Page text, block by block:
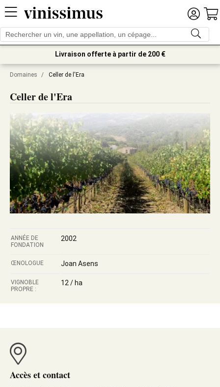
Livraison offerte à partir de 200 €
Domaines / Celler de l'Era
Celler de l'Era
ANNÉE DE
FONDATION
2002
ŒNOLOGUE Joan Asens
VIGNOBLE
PROPRE :
12 / ha
Accès et contact